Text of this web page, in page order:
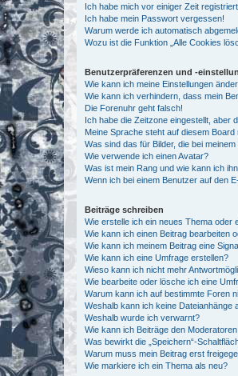
Ich habe mich vor einiger Zeit
Ich habe mein Passwort vergessen!
Warum werde ich automatisch
Wozu ist die Funktion „Alle Cookies
Benutzerpräferenzen und -
Wie kann ich meine Einstellungen
Wie kann ich verhindern, dass mein
Die Forenuhr geht falsch!
Ich habe die Zeitzone eingestellt, aber
Meine Sprache steht auf diesem Board
Was sind das für Bilder, die bei
Wie verwende ich einen Avatar?
Was ist mein Rang und wie kann ich
Wenn ich bei einem Benutzer auf den
Beiträge schreiben
Wie erstelle ich ein neues Thema oder
Wie kann ich einen Beitrag bearbeiten
Wie kann ich meinem Beitrag eine
Wie kann ich eine Umfrage erstellen?
Wieso kann ich nicht mehr
Wie bearbeite oder lösche ich eine
Warum kann ich auf bestimmte Foren
Weshalb kann ich keine Dateianhänge
Weshalb wurde ich verwarnt?
Wie kann ich Beiträge den
Was bewirkt die „Speichern“-
Warum muss mein Beitrag erst
Wie markiere ich ein Thema als neu?